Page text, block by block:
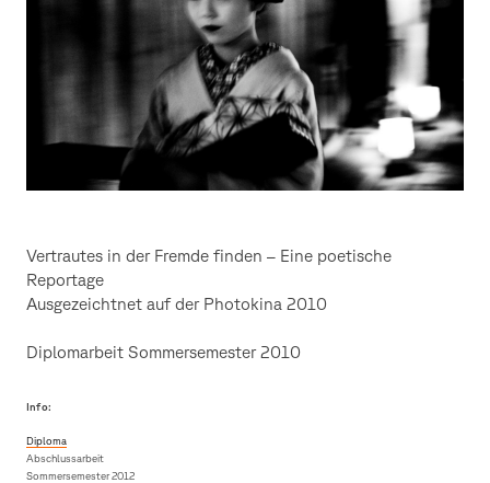
Vertrautes in der Fremde finden – Eine poetische
Reportage
Ausgezeichtnet auf der Photokina 2010
Diplomarbeit Sommersemester 2010
Info:
Diploma
Abschlussarbeit
Sommersemester 2012